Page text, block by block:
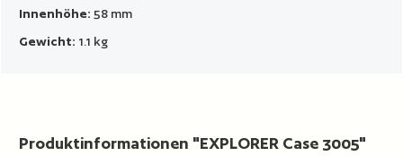
Innenhöhe: 58 mm
Gewicht: 1.1 kg
Produktinformationen "EXPLORER Case 3005"